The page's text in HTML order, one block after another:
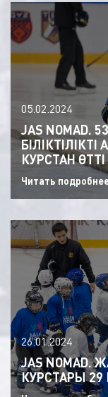
05.02.2024
JAS
КУРСТАН ӨТТІ
Читать
26.01.2024
JAS
КУРСТАРЫ